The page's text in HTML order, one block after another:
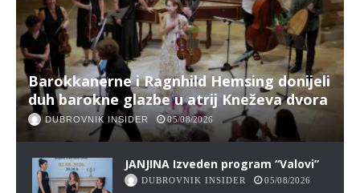
Barokkanerne i Ragnhild Hemsing donijeli
duh barokne glazbe u atrij Kneževa dvora
DUBROVNIK INSIDER 05/08/2026
JANJINA Izveden program “Valovi”
DUBROVNIK INSIDER 05/08/2026